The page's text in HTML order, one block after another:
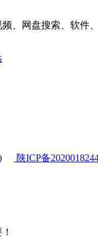
、网盘搜索、软件
陕ICP备